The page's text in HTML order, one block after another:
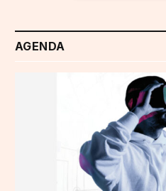
AGENDA